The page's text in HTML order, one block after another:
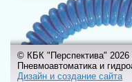
© КБК "Перспектива" 2026
Пневмоавтоматика и
Дизайн и создание сайта